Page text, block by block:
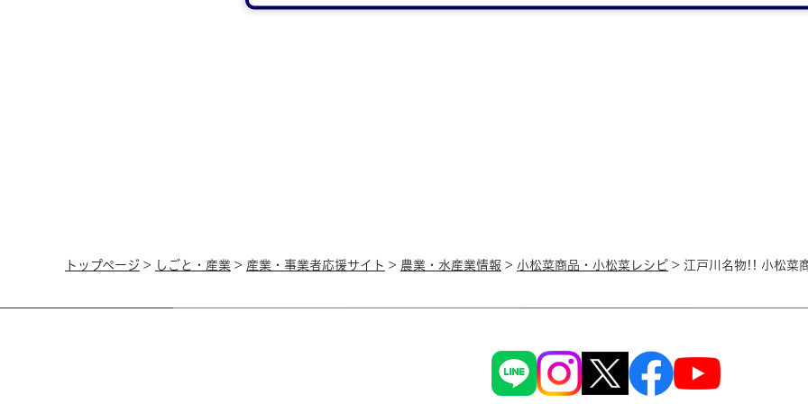
トップページ > しごと・産業 > 産業・事業者応援サイト > 農業・水産業情報 > 小松菜商品・小松菜レシピ > 江戸川名物!! 小松菜